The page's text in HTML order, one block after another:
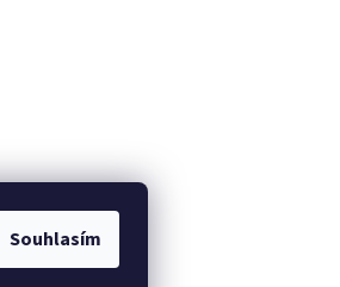
Souhlasím